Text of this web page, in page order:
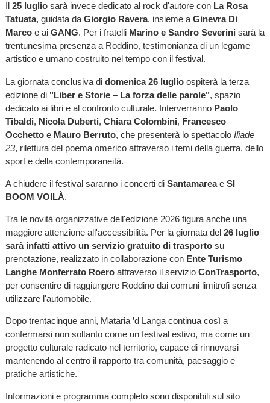
Il 25 lugliosarà invece dedicato al rock d'autore con La Rosa
Tatuata, guidata daGiorgio Ravera, insieme aGinevra Di
Marcoe ai GANG. Per i fratelli Marino e Sandro Severini sarà la
trentunesima presenza a Roddino, testimonianza di un legame
artistico e umano costruito nel tempo con il festival.
La giornata conclusiva di domenica 26 luglioospiterà la terza
edizione di "Liber e Storie – La forza delle parole", spazio
dedicato ai libri e al confronto culturale. Interverranno Paolo
Tibaldi, Nicola Duberti, Chiara Colombini, Francesco
Occhettoe Mauro Berruto, che presenterà lo spettacolo Iliade
23, rilettura del poema omerico attraverso i temi della guerra, dello
sport e della contemporaneità.
A chiudere il festival saranno i concerti di Santamareae SI
BOOM VOILÀ.
Tra le novità organizzative dell'edizione 2026 figura anche una
maggiore attenzione all'accessibilità. Per la giornata del 26 luglio
sarà infatti attivo un servizio gratuito di trasportosu
prenotazione, realizzato in collaborazione con Ente Turismo
Langhe Monferrato Roeroattraverso il servizio ConTrasporto,
per consentire di raggiungere Roddino dai comuni limitrofi senza
utilizzare l'automobile.
Dopo trentacinque anni, Mataria ’d Langa continua così a
confermarsi non soltanto come un festival estivo, ma come un
progetto culturale radicato nel territorio, capace di rinnovarsi
mantenendo al centro il rapporto tra comunità, paesaggio e
pratiche artistiche.
Informazioni e programma completo sono disponibili sul sito